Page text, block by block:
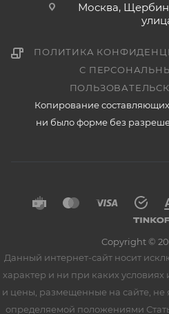
Москва,
ПОЛИТИКА
С
Копирование
ни было форме без
Copyright ©
Данный интернет-сайт носит
характер и ни при каких
и цены, размещенные на сайте, не
определяемой положениями